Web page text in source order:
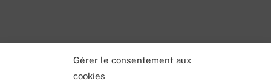
Gérer le consentement aux
cookies